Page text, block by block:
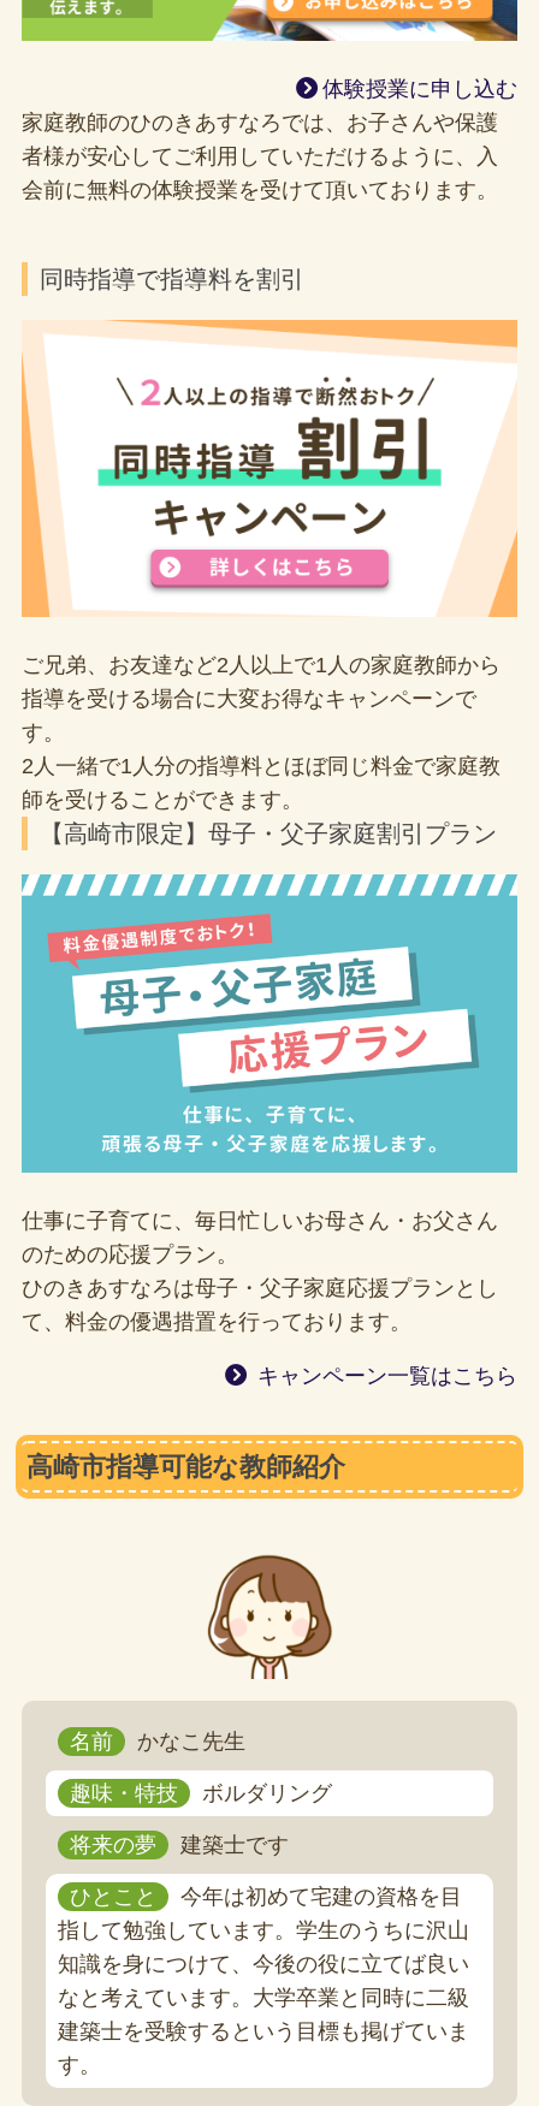
体験授業に申し込む
家庭教師のひのきあすなろでは、お子さんや保護
者様が安心してご利用していただけるように、入
会前に無料の体験授業を受けて頂いております。
同時指導で指導料を割引
ご兄弟、お友達など2人以上で1人の家庭教師から
指導を受ける場合に大変お得なキャンペーンで
す。
2人一緒で1人分の指導料とほぼ同じ料金で家庭教
師を受けることができます。
【高崎市限定】母子・父子家庭割引プラン
仕事に子育てに、毎日忙しいお母さん・お父さん
のための応援プラン。
ひのきあすなろは母子・父子家庭応援プランとし
て、料金の優遇措置を行っております。
キャンペーン一覧はこちら
高崎市指導可能な教師紹介
名前 かなこ先生
趣味・特技 ボルダリング
将来の夢 建築士です
ひとこと
今年は初めて宅建の資格を目
指して勉強しています。学生のうちに沢山
知識を身につけて、今後の役に立てば良い
なと考えています。大学卒業と同時に二級
建築士を受験するという目標も掲げていま
す。